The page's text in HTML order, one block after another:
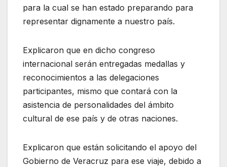
para la cual se han estado preparando para
representar dignamente a nuestro país.
Explicaron que en dicho congreso
internacional serán entregadas medallas y
reconocimientos a las delegaciones
participantes, mismo que contará con la
asistencia de personalidades del ámbito
cultural de ese país y de otras naciones.
Explicaron que están solicitando el apoyo del
Gobierno de Veracruz para ese viaje, debido a